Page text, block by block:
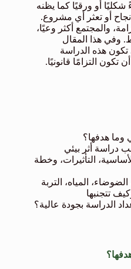
أو ورقيًا كما يظنه
أو تعثر أي مشروع.
والمجتمع أكثر وعيًا،
وفي هذا المقال
هذه الدراسة
التزامًا قانونيًا.
وما هدفها؟
دراسة أثر بيئي
التأثيرات، وخطة
الضوضاء، المياه، التربة
تتجنبها
الدراسة بجودة عالية؟